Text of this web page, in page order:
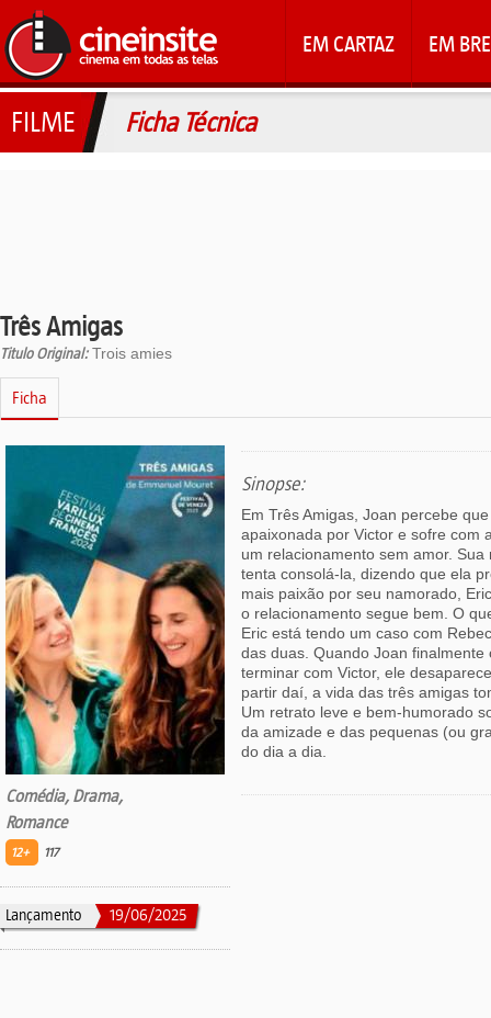
EM CARTAZ EM
FILME Ficha Técnica
Três Amigas
Titulo Original:Trois amies
Ficha
Comédia, Drama,
Romance
12+ 117
Lançamento 19/06/2025
Sinopse:
Em Três Amigas, Joan percebe
apaixonada por Victor e sofre com
um relacionamento sem amor. Sua
tenta consolá-la, dizendo que ela
mais paixão por seu namorado,
o relacionamento segue bem. O
Eric está tendo um caso com
das duas. Quando Joan finalmente
terminar com Victor, ele
partir daí, a vida das três amigas
Um retrato leve e bem-humorado
da amizade e das pequenas (ou
do dia a dia.